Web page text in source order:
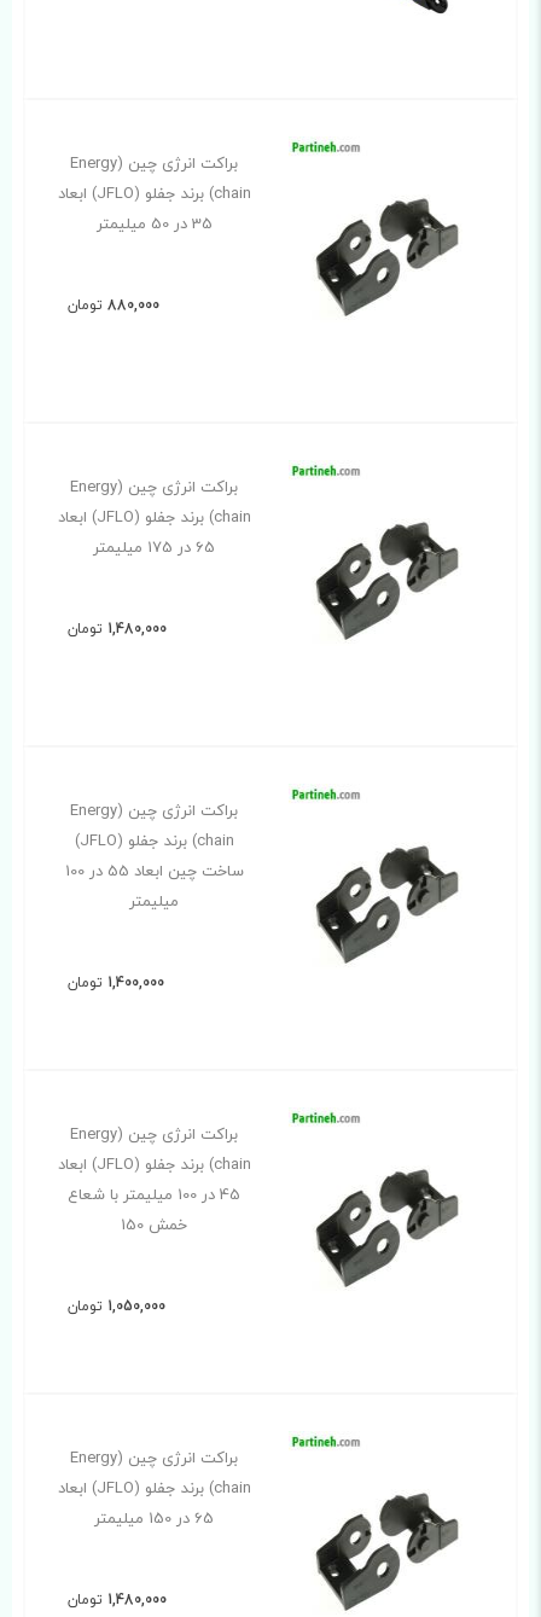
براکت انرژی چین (Energy
chain) برند جفلو (JFLO) ابعاد
35 در 50 میلیمتر
880,000 تومان
براکت انرژی چین (Energy
chain) برند جفلو (JFLO) ابعاد
65 در 175 میلیمتر
1,480,000 تومان
براکت انرژی چین (Energy
chain) برند جفلو (JFLO)
ساخت چین ابعاد 55 در 100
میلیمتر
1,400,000 تومان
براکت انرژی چین (Energy
chain) برند جفلو (JFLO) ابعاد
45 در 100 میلیمتر با شعاع
خمش 150
1,050,000 تومان
براکت انرژی چین (Energy
chain) برند جفلو (JFLO) ابعاد
65 در 150 میلیمتر
1,480,000 تومان